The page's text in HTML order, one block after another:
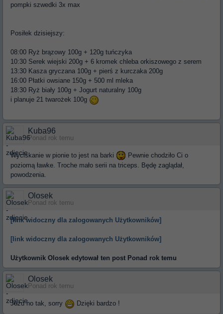
pompki szwedki 3x max
Posiłek dzisiejszy:
08:00 Ryż brązowy 100g + 120g tuńczyka
10:30 Serek wiejski 200g + 6 kromek chleba orkiszowego z serem
13:30 Kasza gryczana 100g + pierś z kurczaka 200g
16:00 Płatki owsiane 150g + 500 ml mleka
18:30 Ryż biały 100g + Jogurt naturalny 100g
i planuje 21 twarożek 100g
Kuba96
Ponad rok temu
Wyciskanie w pionie to jest na barki
Pewnie chodziło Ci o
poziomą ławke. Troche mało serii na triceps. Będę zaglądał,
powodzenia.
Olosek
Ponad rok temu
[link widoczny dla zalogowanych Użytkowników]
[link widoczny dla zalogowanych Użytkowników]
Użytkownik Olosek edytował ten post Ponad rok temu
Olosek
Ponad rok temu
Jezu no tak, sorry Dzięki bardzo !